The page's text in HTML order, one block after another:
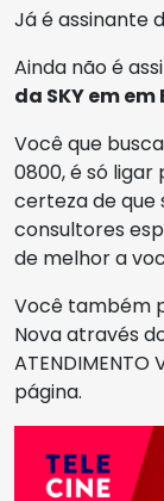
Já é assinante
Ainda não é
da SKY em
Você que
0800, é só ligar
certeza de que
consultores
de melhor a
Você também
Nova através
página.